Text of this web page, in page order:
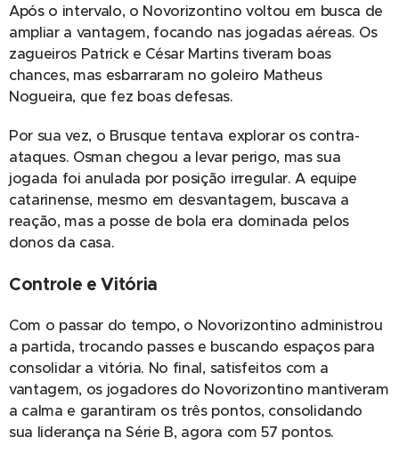
Após o intervalo, o Novorizontino voltou em busca de
ampliar a vantagem, focando nas jogadas aéreas. Os
zagueiros Patrick e César Martins tiveram boas
chances, mas esbarraram no goleiro Matheus
Nogueira, que fez boas defesas.
Por sua vez, o Brusque tentava explorar os contra-
ataques. Osman chegou a levar perigo, mas sua
jogada foi anulada por posição irregular. A equipe
catarinense, mesmo em desvantagem, buscava a
reação, mas a posse de bola era dominada pelos
donos da casa.
Controle e Vitória
Com o passar do tempo, o Novorizontino administrou
a partida, trocando passes e buscando espaços para
consolidar a vitória. No final, satisfeitos com a
vantagem, os jogadores do Novorizontino mantiveram
a calma e garantiram os três pontos, consolidando
sua liderança na Série B, agora com 57 pontos.